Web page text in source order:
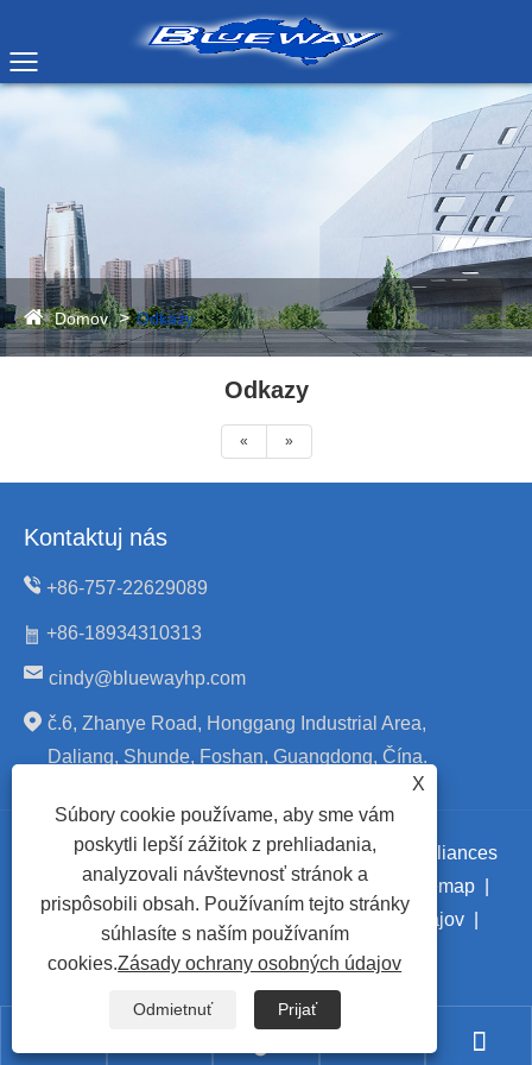
Domov Odkazy
Odkazy
« »
Kontaktuj nás
+86-757-22629089
+86-18934310313
cindy@bluewayhp.com
č.6, Zhanye Road, Honggang Industrial Area,
Daliang, Shunde, Foshan, Guangdong, Čína.
Copyright © 2024 Foshan Blueway Electric Appliances
Co., Ltd. Všetky práva vyhradené.
Links Sitemap|
RSS
Zásady ochrany osobných údajov

X
Súbory cookie používame, aby sme vám
poskytli lepší zážitok z prehliadania,
analyzovali návštevnosť stránok a
prispôsobili obsah. Používaním tejto stránky
súhlasíte s naším používaním
cookies.Zásady ochrany osobných údajov
Odmietnuť Prijať